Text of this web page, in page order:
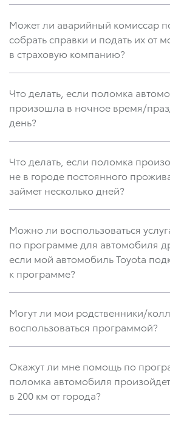
Может ли аварийный комиссар
собрать справки и подать их от
в страховую компанию?
Что делать, если поломка
произошла в ночное время/
день?
Что делать, если поломка
не в городе постоянного
займет несколько дней?
Можно ли воспользоваться
по программе для автомобиля
если мой автомобиль Toyota
к программе?
Могут ли мои родственники/
воспользоваться программой?
Окажут ли мне помощь по
поломка автомобиля
в 200 км от города?